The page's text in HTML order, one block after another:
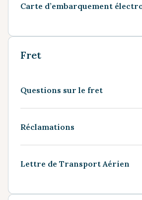
Carte d’embarquement
Fret
Questions sur le fret
Réclamations
Lettre de Transport Aérien